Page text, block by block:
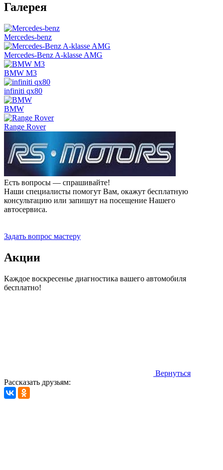
Галерея
Mercedes-benz
Mercedes-Benz A-klasse AMG
BMW M3
infiniti qx80
BMW
Range Rover
Есть вопросы — спрашивайте!
Наши специалисты помогут Вам, окажут бесплатную
консультацию или запишут на посещение Нашего
автосервиса.
Задать вопрос мастеру
Акции
Каждое воскресенье диагностика вашего автомобиля
бесплатно!
Вернуться
Рассказать друзьям: